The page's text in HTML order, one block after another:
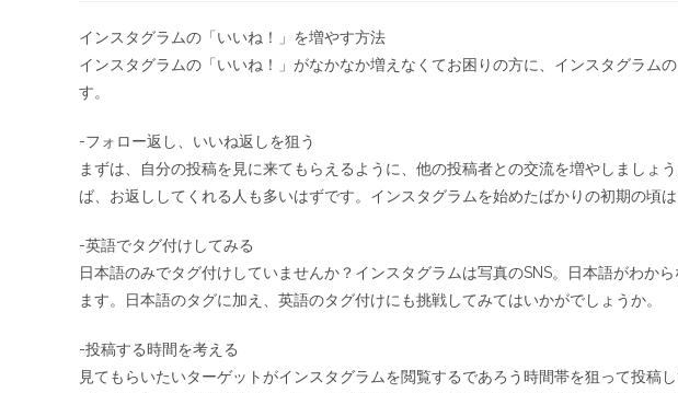
インスタグラムの「いいね！」を増やす方法
インスタグラムの「いいね！」がなかなか増えなくてお困りの方に、インスタグラム
す。
-フォロー返し、いいね返しを狙う
まずは、自分の投稿を見に来てもらえるように、他の投稿者との交流を増やしましょ
ば、お返ししてくれる人も多いはずです。インスタグラムを始めたばかりの初期の頃
-英語でタグ付けしてみる
日本語のみでタグ付けしていませんか？インスタグラムは写真のSNS。日本語がわか
ます。日本語のタグに加え、英語のタグ付けにも挑戦してみてはいかがでしょうか。
-投稿する時間を考える
見てもらいたいターゲットがインスタグラムを閲覧するであろう時間帯を狙って投稿